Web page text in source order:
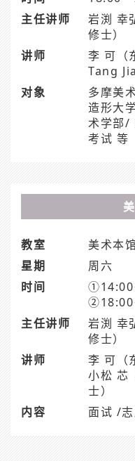
主任讲师
岩渕 幸
修士）
讲师
李 可（
Tang
对象
多摩美
造形大
术学部/
考试 等
教室
美术本
星期
周六
时间
①14:00
②18:00
主任讲师
岩渕 幸
修士）
讲师
李 可（
小松 芯
士）
内容
面试 /